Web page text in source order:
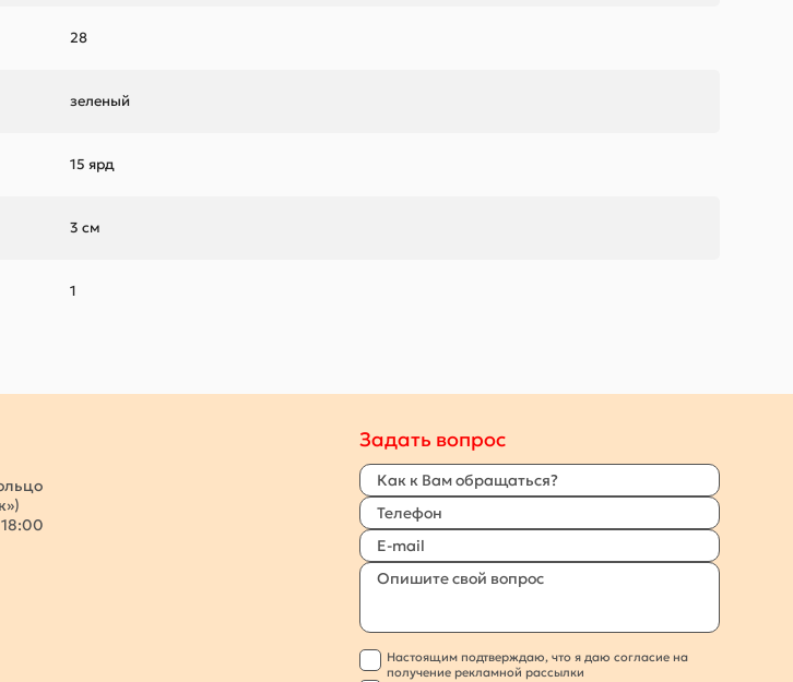
28
зеленый
15 ярд
3 см
1
Задать вопрос
Настоящим подтверждаю, что я даю согласие на
получение рекламной рассылки